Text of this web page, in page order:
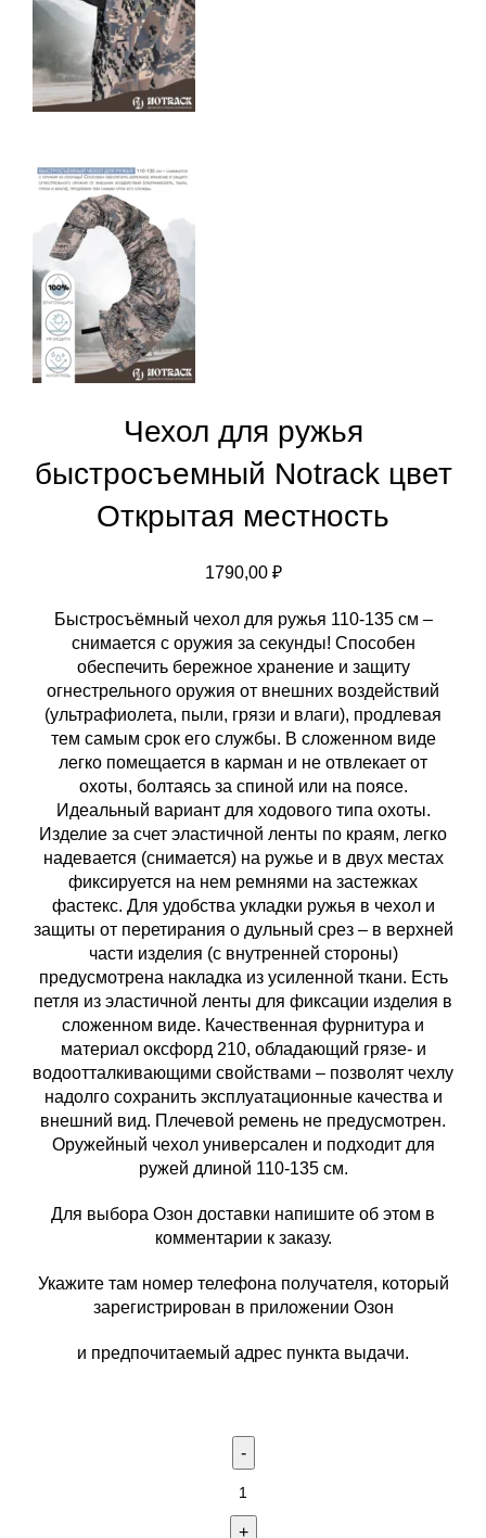
Чехол для ружья
быстросъемный Notrack цвет
Открытая местность
1790,00 ₽
Быстросъёмный чехол для ружья 110-135 см –
снимается с оружия за секунды! Способен
обеспечить бережное хранение и защиту
огнестрельного оружия от внешних воздействий
(ультрафиолета, пыли, грязи и влаги), продлевая
тем самым срок его службы. В сложенном виде
легко помещается в карман и не отвлекает от
охоты, болтаясь за спиной или на поясе.
Идеальный вариант для ходового типа охоты.
Изделие за счет эластичной ленты по краям, легко
надевается (снимается) на ружье и в двух местах
фиксируется на нем ремнями на застежках
фастекс. Для удобства укладки ружья в чехол и
защиты от перетирания о дульный срез – в верхней
части изделия (с внутренней стороны)
предусмотрена накладка из усиленной ткани. Есть
петля из эластичной ленты для фиксации изделия в
сложенном виде. Качественная фурнитура и
материал оксфорд 210, обладающий грязе- и
водоотталкивающими свойствами – позволят чехлу
надолго сохранить эксплуатационные качества и
внешний вид. Плечевой ремень не предусмотрен.
Оружейный чехол универсален и подходит для
ружей длиной 110-135 см.
Для выбора Озон доставки напишите об этом в
комментарии к заказу.
Укажите там номер телефона получателя, который
зарегистрирован в приложении Озон
и предпочитаемый адрес пункта выдачи.